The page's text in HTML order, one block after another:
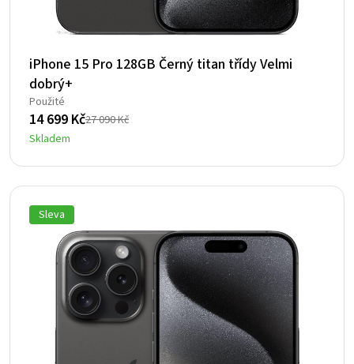
iPhone 15 Pro 128GB Černý titan třídy Velmi
dobrý+
Použité
27 090Kč
Původní
cena
byla:
27
090 Kč.
14 699 Kč
Aktuální
cena
je:
14
699 Kč.
Skladem
Sleva